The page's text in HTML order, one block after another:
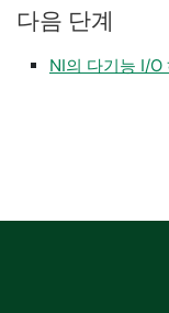
다음 단계
NI의 다기능 I/O